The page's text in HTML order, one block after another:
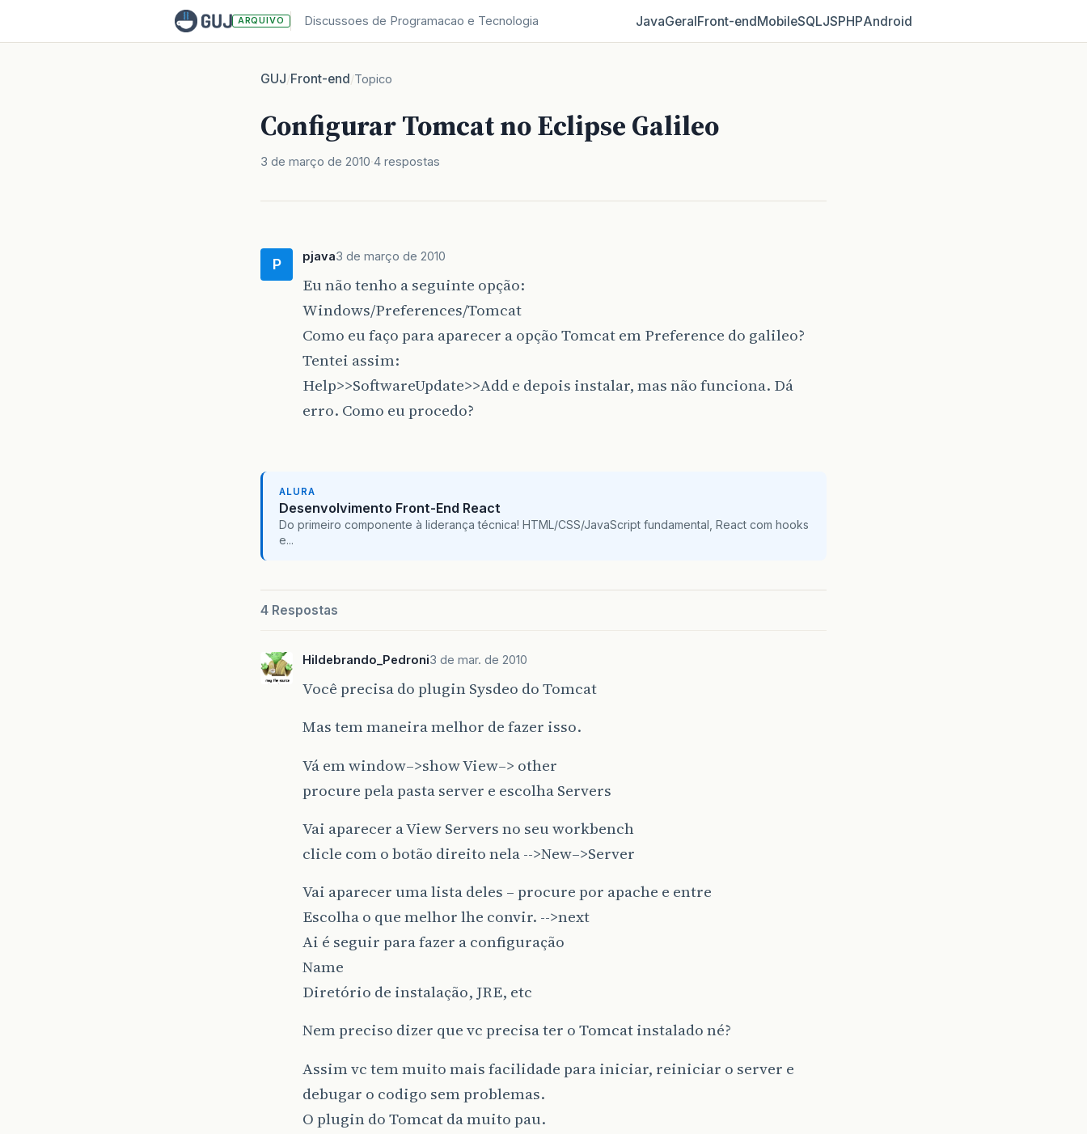
ARQUIVO Discussoes de Programacao e Tecnologia JavaGeralFront‑endMobileSQLJSPHPAndroid
GUJ/Front-end/Topico
Configurar Tomcat no Eclipse Galileo
3 de março de 2010 4 respostas
P pjava3 de março de 2010
Eu não tenho a seguinte opção:
Windows/Preferences/Tomcat
Como eu faço para aparecer a opção Tomcat em Preference do galileo?
Tentei assim:
Help>>SoftwareUpdate>>Add e depois instalar, mas não funciona. Dá
erro. Como eu procedo?
ALURA
Desenvolvimento Front-End React
Do primeiro componente à liderança técnica! HTML/CSS/JavaScript fundamental, React com hooks
e...
4 Respostas
Hildebrando_Pedroni3 de mar. de 2010
Você precisa do plugin Sysdeo do Tomcat
Mas tem maneira melhor de fazer isso.
Vá em window–>show View–> other
procure pela pasta server e escolha Servers
Vai aparecer a View Servers no seu workbench
clicle com o botão direito nela -->New–>Server
Vai aparecer uma lista deles – procure por apache e entre
Escolha o que melhor lhe convir. -->next
Ai é seguir para fazer a configuração
Name
Diretório de instalação, JRE, etc
Nem preciso dizer que vc precisa ter o Tomcat instalado né?
Assim vc tem muito mais facilidade para iniciar, reiniciar o server e
debugar o codigo sem problemas.
O plugin do Tomcat da muito pau.